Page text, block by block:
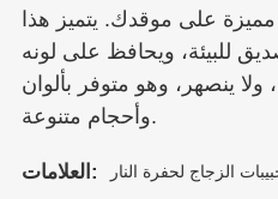
على موقدك. يتميز هذا
للبيئة، ويحافظ على لونه
ولا ينصهر، وهو متوفر بألوان
وأحجام متنوعة.
العلامات: الزجاج لحفرة النار